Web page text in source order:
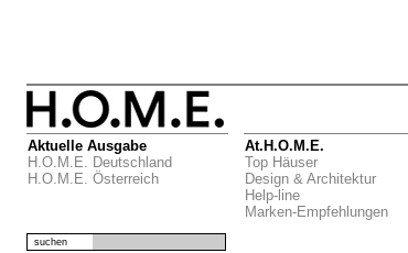
Aktuelle Ausgabe
H.O.M.E. Deutschland
H.O.M.E. Österreich
At.H.O.M.E.
Top Häuser
Design & Architektur
Help-line
Marken-Empfehlungen
suchen